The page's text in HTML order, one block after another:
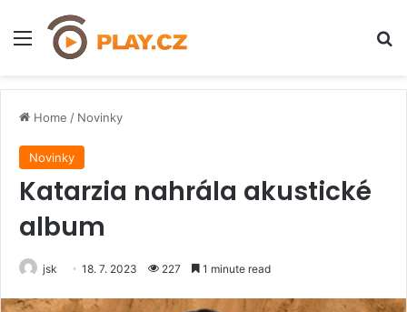
Menu
Home / Novinky
Novinky
Katarzia nahrála akustické
album
jsk 18. 7. 2023 227 1 minute read